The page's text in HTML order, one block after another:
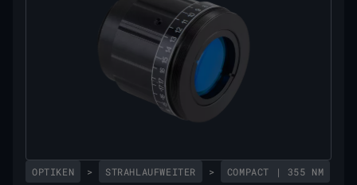
OPTIKEN > STRAHLAUFWEITER > COMPACT | 355 NM